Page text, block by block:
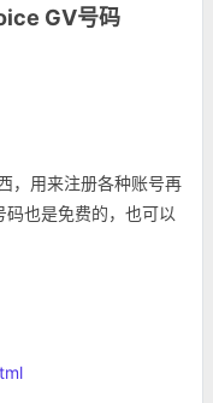
GV号码
，用来注册各种账号再
也是免费的，也可以